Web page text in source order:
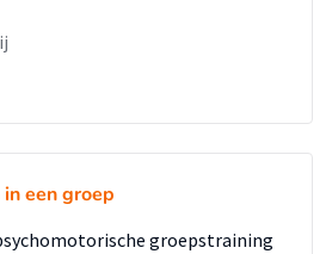
een groep
groepstraining